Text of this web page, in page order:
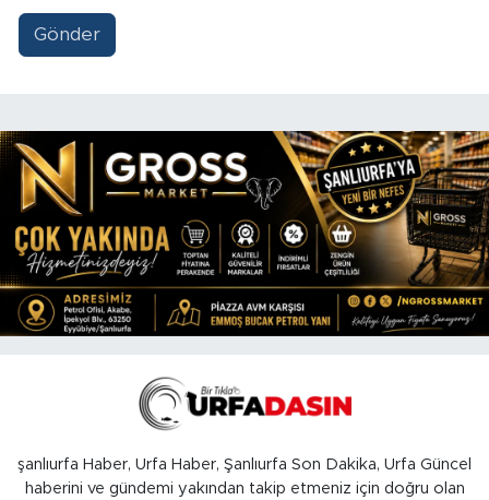
Gönder
şanlıurfa Haber, Urfa Haber, Şanlıurfa Son Dakika, Urfa Güncel
haberini ve gündemi yakından takip etmeniz için doğru olan